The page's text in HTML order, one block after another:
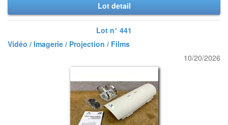
Lot detail
Lot n° 441
Vidéo / Imagerie / Projection / Films
10/20/2026